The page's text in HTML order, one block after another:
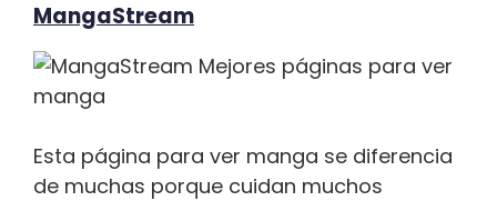
MangaStream
Esta página para ver manga se diferencia
de muchas porque cuidan muchos